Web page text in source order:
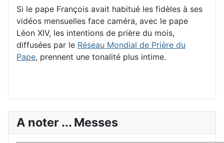
Si le pape François avait habitué les fidèles à ses
vidéos mensuelles face caméra, avec le pape
Léon XIV, les intentions de prière du mois,
diffusées par le Réseau Mondial de Prière du
Pape, prennent une tonalité plus intime.
A noter ... Messes